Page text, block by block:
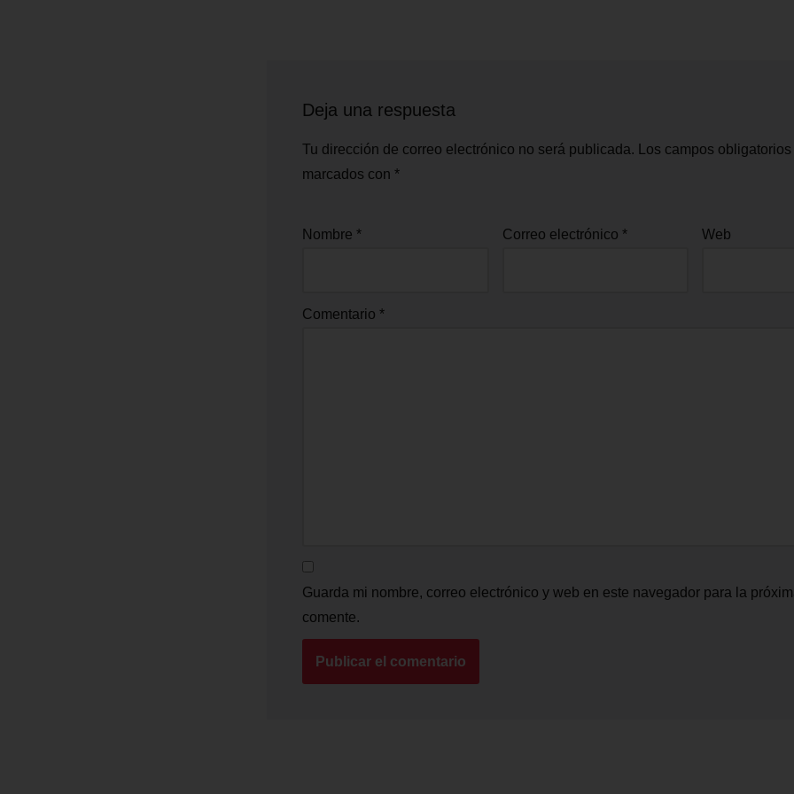
Deja una respuesta
Tu dirección de correo electrónico no será publicada.
Los campos
marcados con *
Nombre * Correo electrónico * Web
Comentario *
Guarda mi nombre, correo electrónico y web en este navegador para la
comente.